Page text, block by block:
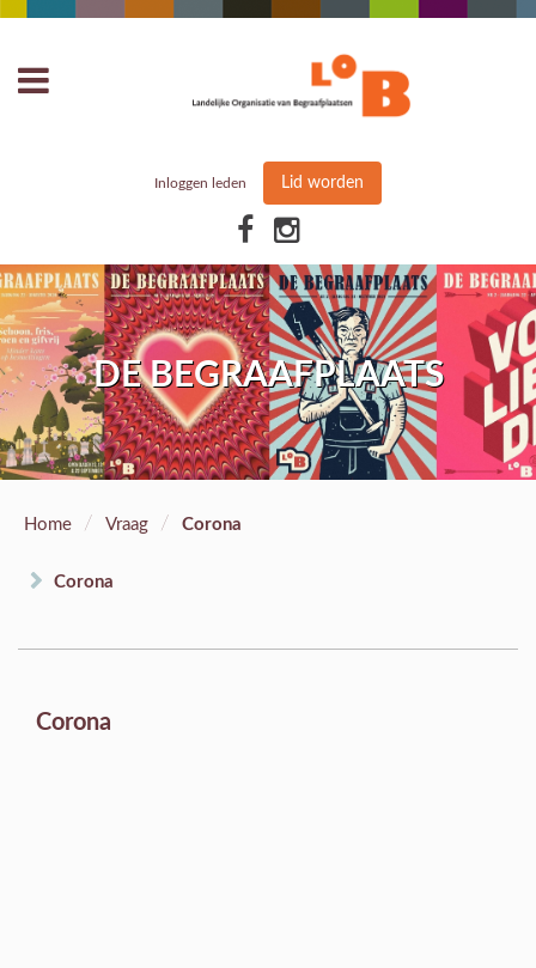
Inloggen leden Lid worden
DE BEGRAAFPLAATS
Home / Vraag / Corona
Corona
Corona